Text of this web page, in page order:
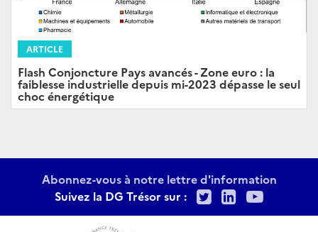
ARTICLE
Flash Conjoncture Pays avancés - Zone euro : la
faiblesse industrielle depuis mi-2023 dépasse le seul
choc énergétique
Abonnez-vous à notre lettre d'information
Suivez la DG Trésor sur :
TwitterLinkedIn